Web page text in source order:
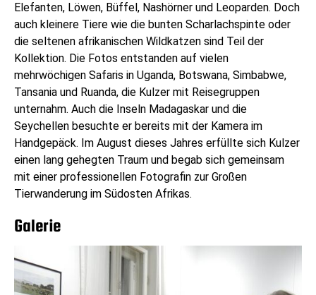
Elefanten, Löwen, Büffel, Nashörner und Leoparden. Doch
auch kleinere Tiere wie die bunten Scharlachspinte oder
die seltenen afrikanischen Wildkatzen sind Teil der
Kollektion. Die Fotos entstanden auf vielen
mehrwöchigen Safaris in Uganda, Botswana, Simbabwe,
Tansania und Ruanda, die Kulzer mit Reisegruppen
unternahm. Auch die Inseln Madagaskar und die
Seychellen besuchte er bereits mit der Kamera im
Handgepäck. Im August dieses Jahres erfüllte sich Kulzer
einen lang gehegten Traum und begab sich gemeinsam
mit einer professionellen Fotografin zur Großen
Tierwanderung im Südosten Afrikas.
Galerie